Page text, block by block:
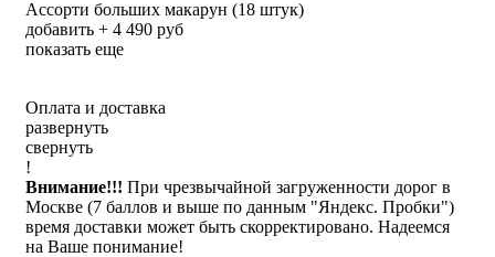
Ассорти больших макарун (18 штук)
добавить + 4 490 руб
показать еще
Оплата и доставка
развернуть
свернуть
!
Внимание!!! При чрезвычайной загруженности дорог в
Москве (7 баллов и выше по данным "Яндекс. Пробки")
время доставки может быть скорректировано. Надеемся
на Ваше понимание!